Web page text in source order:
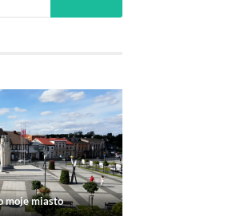
moje miasto